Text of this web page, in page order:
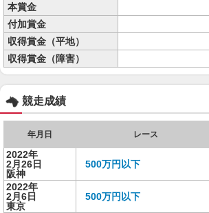
本賞金
付加賞金
収得賞金（平地）
収得賞金（障害）
競走成績
年月日 レース
2022年
2月26日
阪神
500万円以下
2022年
2月6日
東京
500万円以下